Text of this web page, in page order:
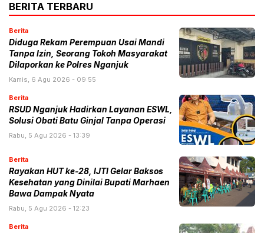
BERITA TERBARU
Berita
Diduga Rekam Perempuan Usai Mandi
Tanpa Izin, Seorang Tokoh Masyarakat
Dilaporkan ke Polres Nganjuk
Kamis, 6 Agu 2026 - 09:55
Berita
RSUD Nganjuk Hadirkan Layanan ESWL,
Solusi Obati Batu Ginjal Tanpa Operasi
Rabu, 5 Agu 2026 - 13:39
Berita
Rayakan HUT ke-28, IJTI Gelar Baksos
Kesehatan yang Dinilai Bupati Marhaen
Bawa Dampak Nyata
Rabu, 5 Agu 2026 - 12:23
Berita